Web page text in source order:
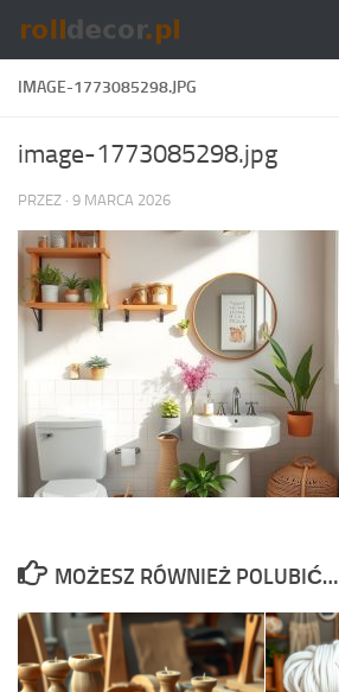
Skip to content
IMAGE-1773085298.JPG
image-1773085298.jpg
PRZEZ · 9 MARCA 2026
MOŻESZ RÓWNIEŻ POLUBIĆ…